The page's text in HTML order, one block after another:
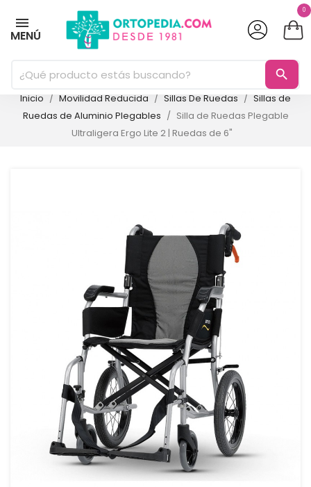
MENÚ
0
search
Inicio Movilidad Reducida Sillas De Ruedas
Sillas de
Ruedas de Aluminio Plegables
Silla de Ruedas Plegable
Ultraligera Ergo Lite 2 | Ruedas de 6"